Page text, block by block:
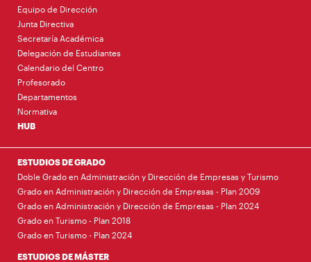
Equipo de Dirección
Junta Directiva
Secretaría Académica
Delegación de Estudiantes
Calendario del Centro
Profesorado
Departamentos
Normativa
HUB
ESTUDIOS DE GRADO
Doble Grado en Administración y Dirección de Empresas y Turismo
Grado en Administración y Dirección de Empresas - Plan 2009
Grado en Administración y Dirección de Empresas - Plan 2024
Grado en Turismo - Plan 2018
Grado en Turismo - Plan 2024
ESTUDIOS DE MÁSTER